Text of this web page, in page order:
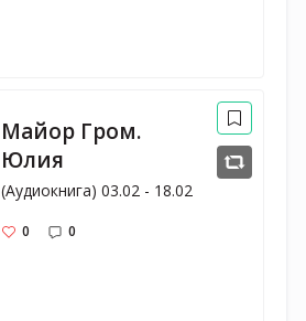
Майор Гром.
Юлия
(Аудиокнига) 03.02 - 18.02
0 0